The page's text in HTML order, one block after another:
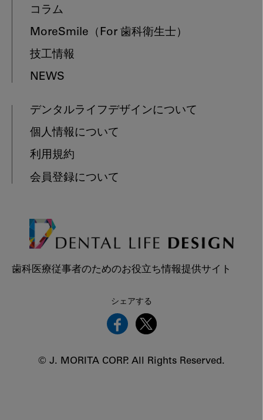
コラム
MoreSmile （For 歯科衛生士）
技工情報
NEWS
デンタルライフデザインについて
個人情報について
利用規約
会員登録について
歯科医療従事者のためのお役立ち情報提供サイト
シェアする
© J. MORITA CORP. All Rights Reserved.